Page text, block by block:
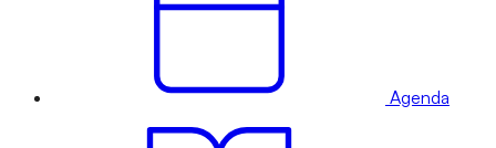
Agenda